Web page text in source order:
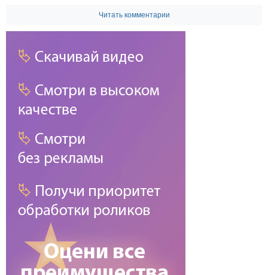
Читать комментарии